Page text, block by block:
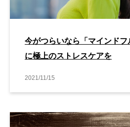
今がつらいなら「マインド
に極上のストレスケアを
2021/11/15